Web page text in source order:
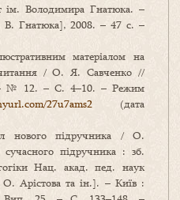
Володимира Гнатюка. –
Гнатюка], 2008. – 47 с. –
матеріалом на
читання / О. Я. Савченко //
№ 12. – С. 4–10. – Режим
27u7ams2(дата
нового підручника / О.
підручника : зб.
Нац. акад. пед. наук
Арістова та ін.]. – Київ :